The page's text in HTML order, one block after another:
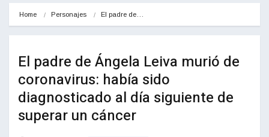
Home Personajes El padre de…
El padre de Ángela Leiva murió de
coronavirus: había sido
diagnosticado al día siguiente de
superar un cáncer